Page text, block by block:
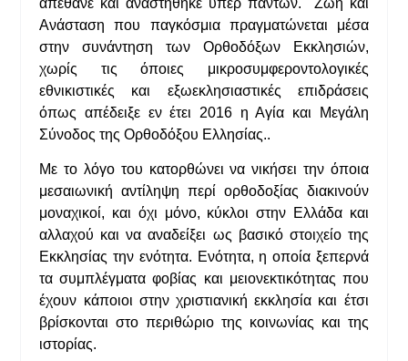
Ανάσταση που παγκόσμια πραγματώνεται μέσα
στην συνάντηση των Ορθοδόξων Εκκλησιών,
χωρίς τις όποιες μικροσυμφεροντολογικές
εθνικιστικές και εξωεκλησιαστικές επιδράσεις
όπως απέδειξε εν έτει 2016 η Αγία και Μεγάλη
Σύνοδος της Ορθοδόξου Ελλησίας..
Με το λόγο του κατορθώνει να νικήσει την όποια
μεσαιωνική αντίληψη περί ορθοδοξίας διακινούν
μοναχικοί, και όχι μόνο, κύκλοι στην Ελλάδα και
αλλαχού και να αναδείξει ως βασικό στοιχείο της
Εκκλησίας την ενότητα. Ενότητα, η οποία ξεπερνά
τα συμπλέγματα φοβίας και μειονεκτικότητας που
έχουν κάποιοι στην χριστιανική εκκλησία και έτσι
βρίσκονται στο περιθώριο της κοινωνίας και της
ιστορίας.